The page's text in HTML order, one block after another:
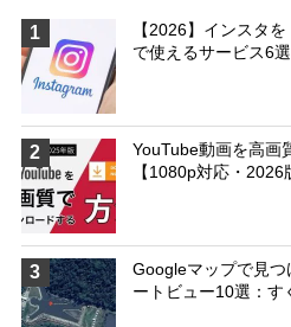
1
【2026】インスタ
で使えるサービス6
2
YouTube動画を高画
【1080p対応・2026
3
Googleマップで見つ
ートビュー10選：す